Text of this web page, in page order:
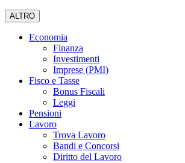
ALTRO
Economia
Finanza
Investimenti
Imprese (PMI)
Fisco e Tasse
Bonus Fiscali
Leggi
Pensioni
Lavoro
Trova Lavoro
Bandi e Concorsi
Diritto del Lavoro